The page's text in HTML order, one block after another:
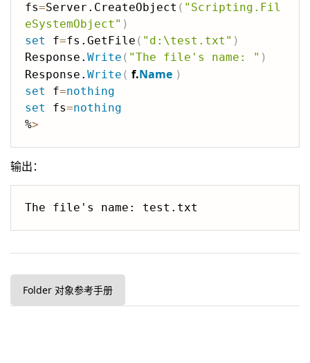
fs=Server.CreateObject ( "Scripting.Fil
eSystemObject" )
set
f=fs.GetFile ( "d:\test.txt" )
Response. Write ( "The file's name: " )
Response. Write ( f.Name )
set
f=nothing
set
fs=nothing
%>
输出：
Folder 对象参考手册